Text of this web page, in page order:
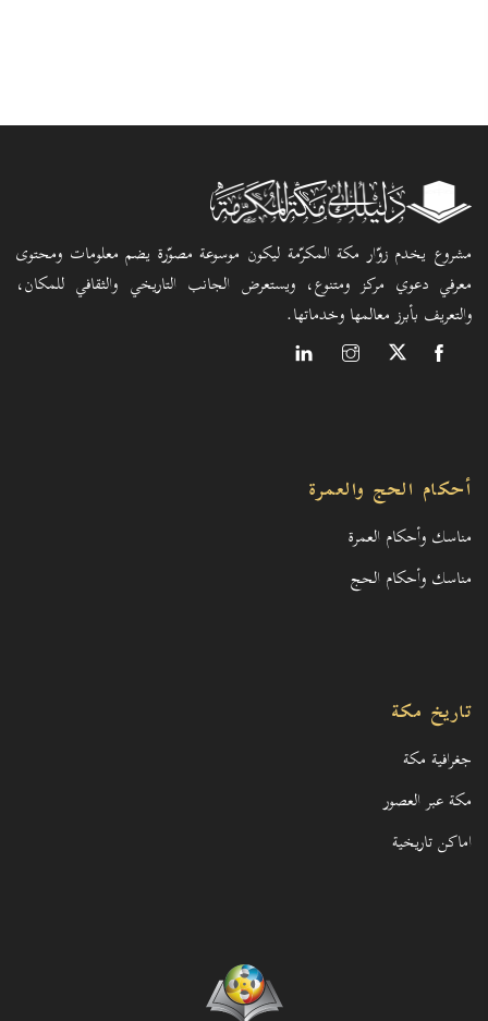
مشروع يخدم زوّار مكة المكرّمة ليكون موسوعة مصوّرة يضم معلومات ومحتوى
معرفي دعوي مركز ومتنوع، ويستعرض الجانب التاريخي والثقافي للمكان،
والتعريف بأبرز معالمها وخدماتها.
أحكام الحج والعمرة
مناسك وأحكام العمرة
مناسك وأحكام الحج
تاريخ مكة
جغرافية مكة
مكة عبر العصور
اماكن تاريخية